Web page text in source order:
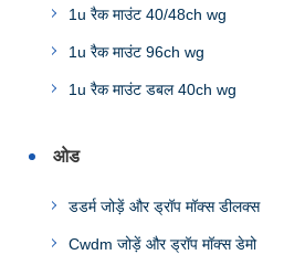
1u रैक माउंट 40/48ch wg
1u रैक माउंट 96ch wg
1u रैक माउंट डबल 40ch wg
ओड
डडर्म जोड़ें और ड्रॉप मॉक्स डीलक्स
Cwdm जोड़ें और ड्रॉप मॉक्स डेमो